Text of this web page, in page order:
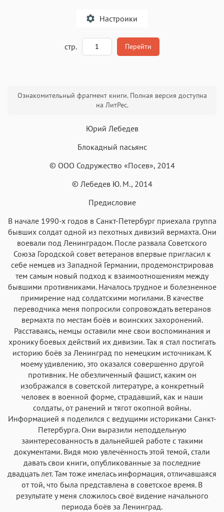
Настроики
Аа
Garamond
Аа
Fira Sans
Аа
San Francisco Аа
SF Serif
Аа
Helvetica Neue
Аа
Arial Аа
Georgia
Аа
Times New Roman
Аа
Courier
Аа
Courier New
Аа
Menlo
Аа
SF Mono
стр. Перейти
Ознакомительный фрагмент книги. Полная версия доступна
на ЛитРес.
Юрий Лебедев
Блокадный пасьянс
© ООО Содружество «Посев», 2014
© Лебедев Ю. М., 2014
Предисловие
В начале 1990-х годов в Санкт-Петербург приехала группа
бывших солдат одной из пехотных дивизий вермахта. Они
воевали под Ленинградом. После развала Советского
Союза Городской совет ветеранов впервые пригласил к
себе немцев из Западной Германии, продемонстрировав
тем самым новый подход к взаимоотношениям между
бывшими противниками. Началось трудное и болезненное
примирение над солдатскими могилами. В качестве
переводчика меня попросили сопровождать ветеранов
вермахта по местам боёв и воинских захоронений.
Расставаясь, немцы оставили мне свои воспоминания и
хронику боевых действий их дивизии. Так я стал постигать
историю боёв за Ленинград по немецким источникам. К
моему удивлению, это оказался совершенно другой
противник. Не обезличенный фашист, каким он
изображался в советской литературе, а конкретный
человек в военной форме, страдавший, как и наши
солдаты, от ранений и тягот окопной войны.
Информацией я поделился с ведущими историками Санкт-
Петербурга. Они выразили неподдельную
заинтересованность в дальнейшей работе с такими
документами. Видя мою увлечённость этой темой, стали
давать свои книги, опубликованные за последние
двадцать лет. Там тоже имелась информация, отличавшаяся
от той, что была представлена в советское время. В
результате у меня сложилось своё видение начального
периода боёв за Ленинград.